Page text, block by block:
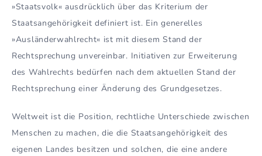
»Staatsvolk« ausdrücklich über das Kriterium der
Staatsangehörigkeit definiert ist. Ein generelles
»Ausländerwahlrecht« ist mit diesem Stand der
Rechtsprechung unvereinbar. Initiativen zur Erweiterung
des Wahlrechts bedürfen nach dem aktuellen Stand der
Rechtsprechung einer Änderung des Grundgesetzes.
Weltweit ist die Position, rechtliche Unterschiede zwischen
Menschen zu machen, die die Staatsangehörigkeit des
eigenen Landes besitzen und solchen, die eine andere